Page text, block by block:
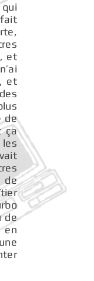
et
et
de
ça
de
de